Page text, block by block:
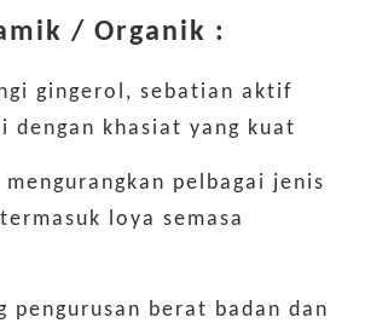
/ Organik :
gingerol, sebatian aktif
dengan khasiat yang kuat
mengurangkan pelbagai jenis
loya semasa
pengurusan berat badan dan